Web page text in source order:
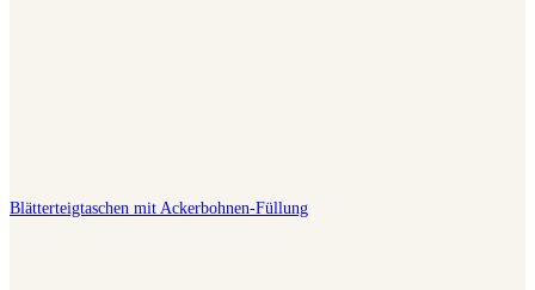
Blätterteigtaschen mit Ackerbohnen-Füllung